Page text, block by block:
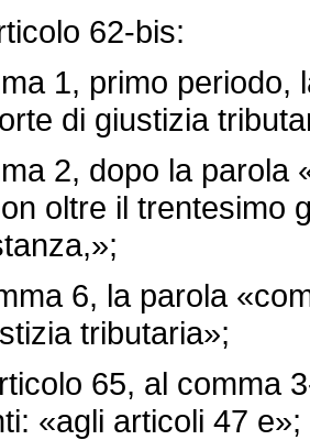
62-bis:
1, primo periodo,
di giustizia
2, dopo la parola
oltre il trentesimo
6, la parola
tributaria»;
65, al comma
«agli articoli 47 e»;